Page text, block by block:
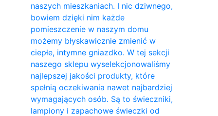
naszych mieszkaniach. I nic dziwnego,
bowiem dzięki nim każde
pomieszczenie w naszym domu
możemy błyskawicznie zmienić w
ciepłe, intymne gniazdko. W tej sekcji
naszego sklepu wyselekcjonowaliśmy
najlepszej jakości produkty, które
spełnią oczekiwania nawet najbardziej
wymagających osób. Są to świeczniki,
lampiony i zapachowe świeczki od